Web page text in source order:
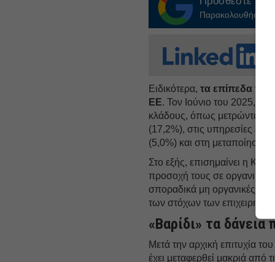
Παρακολουθήστε
Ειδικότερα,τα επίπεδα
ΕΕ. Τον Ιούνιο του 2025,
κλάδους, όπως μετρώνται
(17,2%), στις υπηρεσίες
(5,0%) και στη μεταποίηση
Στο εξής, επισημαίνει η
προσοχή τους σε οργανικές
σποραδικά μη οργανικές
των στόχων των
«Βαρίδι» τα δάνεια
Μετά την αρχική επιτυχία
έχει μεταφερθεί μακριά από